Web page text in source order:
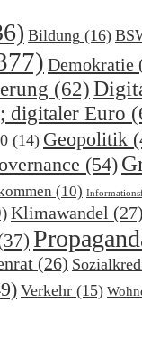
Bildung (16)
Demokratie
(62)
digitaler Euro
(14) Geopolitik
(54)
(10)
Klimawandel (27)
(26)
Verkehr (15)